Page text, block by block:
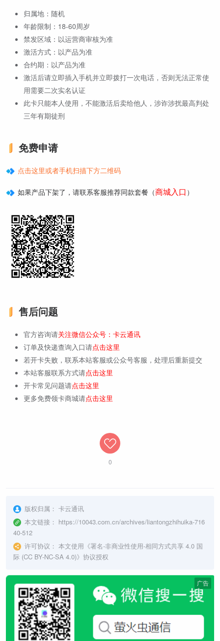
归属地：随机
年龄限制：18-60周岁
禁发区域：以运营商审核为准
激活方式：以产品为准
合约期：以产品为准
激活后请立即插入手机并立即拨打一次电话，否则无法正常使
用需要二次实名认证
此卡只能本人使用，不能激活后卖给他人，涉诈涉扰最高判处
三年有期徒刑
免费申请
点击这里或者手机扫描下方二维码
如果产品下架了，请联系客服推荐同款套餐（商城入口 ）
售后问题
官方咨询请关注微信公众号：卡云通讯
订单及快递查询入口请点击这里
若开卡失败，联系本站客服或公众号客服，处理后重新提交
本站客服联系方式请点击这里
开卡常见问题请点击这里
更多免费领卡商城请点击这里
0
版权归属： 卡云通讯
本文链接： https://10043.com.cn/archives/liantongzhihuika-716
40-512
许可协议： 本文使用《署名-非商业性使用-相同方式共享 4.0 国
际 (CC BY-NC-SA 4.0)》协议授权
广告